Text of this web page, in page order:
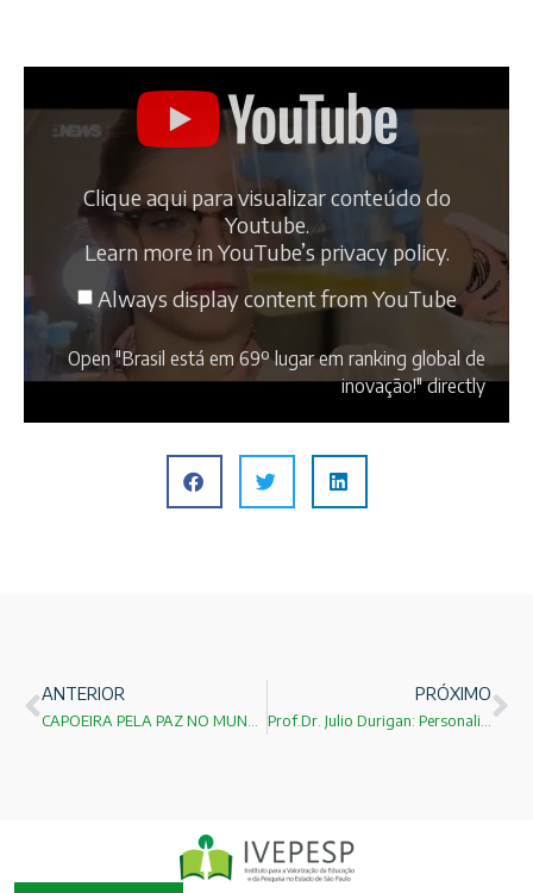
Clique aqui para visualizar conteúdo do
Youtube.
Learn more inYouTube’s privacy policy.
Always display content from YouTube
Open "Brasil está em 69º lugar em ranking global de
inovação!" directly
ANTERIOR PRÓXIMO